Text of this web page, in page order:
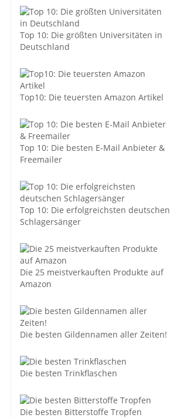
Top 10: Die größten Universitäten in
Deutschland
Top10: Die teuersten Amazon Artikel
Top 10: Die besten E-Mail Anbieter &
Freemailer
Top 10: Die erfolgreichsten deutschen
Schlagersänger
Die 25 meistverkauften Produkte auf
Amazon
Die besten Gildennamen aller Zeiten!
Die besten Trinkflaschen
Die besten Bitterstoffe Tropfen